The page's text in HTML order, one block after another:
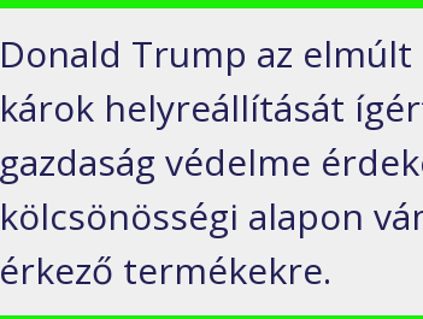
Donald Trump az
károk helyreállítását
gazdaság védelme
kölcsönösségi alapon
érkező termékekre.